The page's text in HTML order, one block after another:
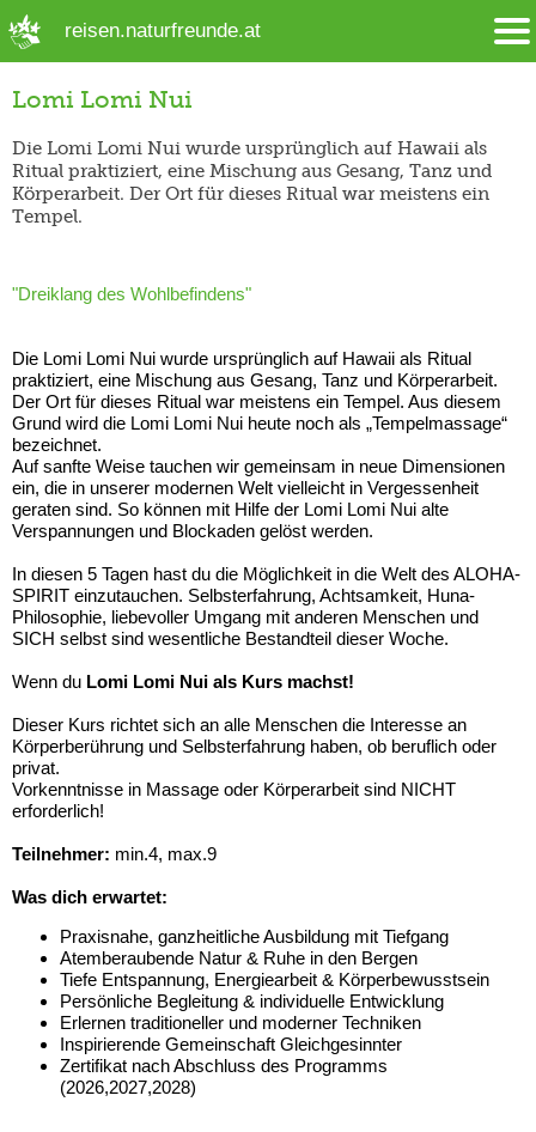
reisen.naturfreunde.at
Lomi Lomi Nui
Die Lomi Lomi Nui wurde ursprünglich auf Hawaii als
Ritual praktiziert, eine Mischung aus Gesang, Tanz und
Körperarbeit. Der Ort für dieses Ritual war meistens ein
Tempel.
"Dreiklang des Wohlbefindens"
Die Lomi Lomi Nui wurde ursprünglich auf Hawaii als Ritual
praktiziert, eine Mischung aus Gesang, Tanz und Körperarbeit.
Der Ort für dieses Ritual war meistens ein Tempel. Aus diesem
Grund wird die Lomi Lomi Nui heute noch als „Tempelmassage“
bezeichnet.
Auf sanfte Weise tauchen wir gemeinsam in neue Dimensionen
ein, die in unserer modernen Welt vielleicht in Vergessenheit
geraten sind. So können mit Hilfe der Lomi Lomi Nui alte
Verspannungen und Blockaden gelöst werden.
In diesen 5 Tagen hast du die Möglichkeit in die Welt des ALOHA-
SPIRIT einzutauchen. Selbsterfahrung, Achtsamkeit, Huna-
Philosophie, liebevoller Umgang mit anderen Menschen und
SICH selbst sind wesentliche Bestandteil dieser Woche.
Wenn du Lomi Lomi Nui als Kurs machst!
Dieser Kurs richtet sich an alle Menschen die Interesse an
Körperberührung und Selbsterfahrung haben, ob beruflich oder
privat.
Vorkenntnisse in Massage oder Körperarbeit sind NICHT
erforderlich!
Teilnehmer: min.4, max.9
Was dich erwartet:
Praxisnahe, ganzheitliche Ausbildung mit Tiefgang
Atemberaubende Natur & Ruhe in den Bergen
Tiefe Entspannung, Energiearbeit & Körperbewusstsein
Persönliche Begleitung & individuelle Entwicklung
Erlernen traditioneller und moderner Techniken
Inspirierende Gemeinschaft Gleichgesinnter
Zertifikat nach Abschluss des Programms
(2026,2027,2028)